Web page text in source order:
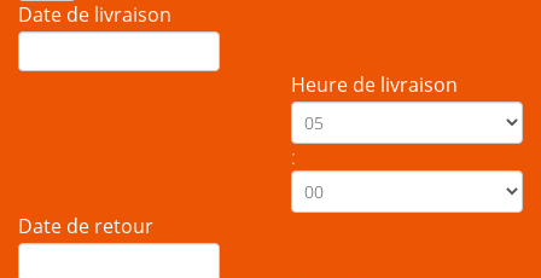
Date de livraison
Heure de livraison
:
Date de retour